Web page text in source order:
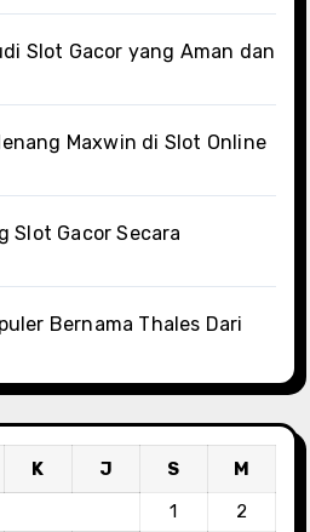
Slot Gacor yang Aman dan
Maxwin di Slot Online
Slot Gacor Secara
Bernama Thales Dari
K J S
M
1
2